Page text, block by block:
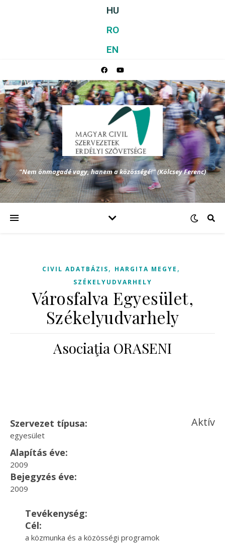
HU
RO
EN
"Nem önmagadé vagy, hanem a közösségé!" (Kölcsey Ferenc)
CIVIL ADATBÁZIS, HARGITA MEGYE ,
SZÉKELYUDVARHELY
Városfalva Egyesület,
Székelyudvarhely
Asociaţia ORASENI
Szervezet típusa:
egyesület
Aktív
Alapítás éve:
2009
Bejegyzés éve:
2009
Tevékenység:
Cél:
a közmunka és a közösségi programok